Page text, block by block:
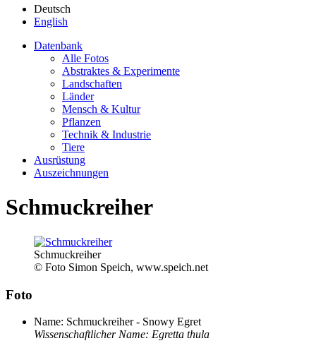
Deutsch
English
Datenbank
Alle Fotos
Abstraktes & Experimente
Landschaften
Länder
Mensch & Kultur
Pflanzen
Technik & Industrie
Tiere
Ausrüstung
Auszeichnungen
Schmuckreiher
Schmuckreiher
© Foto Simon Speich, www.speich.net
Foto
Name: Schmuckreiher - Snowy Egret
Wissenschaftlicher Name: Egretta thula